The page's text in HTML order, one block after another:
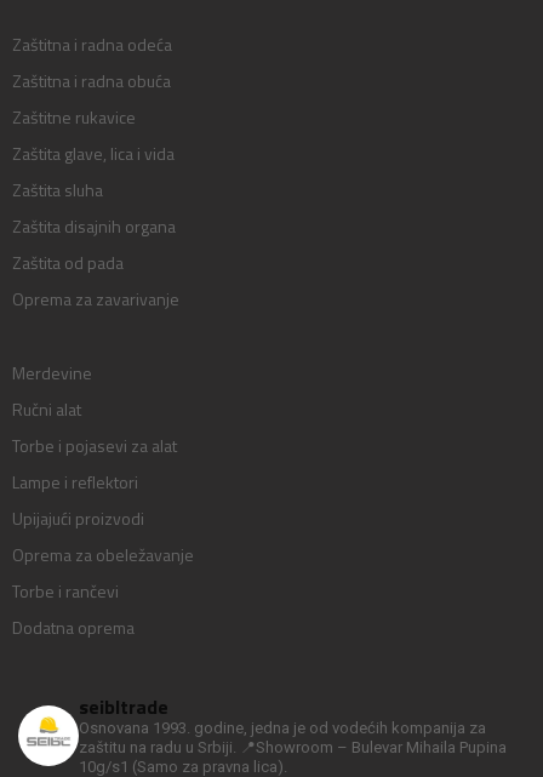
Zaštitna i radna odeća
Zaštitna i radna obuća
Zaštitne rukavice
Zaštita glave, lica i vida
Zaštita sluha
Zaštita disajnih organa
Zaštita od pada
Oprema za zavarivanje
Merdevine
Ručni alat
Torbe i pojasevi za alat
Lampe i reflektori
Upijajući proizvodi
Oprema za obeležavanje
Torbe i rančevi
Dodatna oprema
seibltrade
Osnovana 1993. godine, jedna je od vodećih kompanija za
zaštitu na radu u Srbiji.
📍Showroom – Bulevar Mihaila Pupina
10g/s1 (Samo za pravna lica).